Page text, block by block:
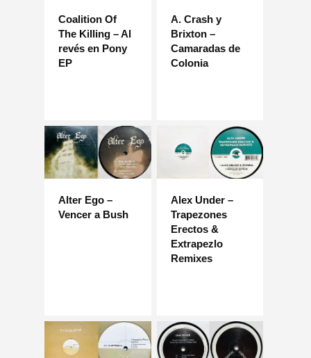
Coalition Of
The Killing – Al
revés en Pony
EP
A. Crash y
Brixton –
Camaradas de
Colonia
Alter Ego –
Vencer a Bush
Alex Under –
Trapezones
Erectos &
Extrapezlo
Remixes